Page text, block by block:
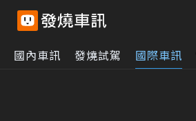
國內車訊 發燒試駕 國際車訊